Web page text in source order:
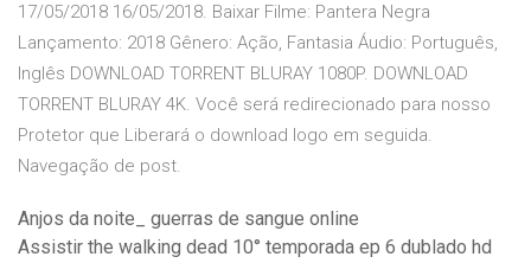
17/05/2018 16/05/2018. Baixar Filme: Pantera Negra
Lançamento: 2018 Gênero: Ação, Fantasia Áudio: Português,
Inglês DOWNLOAD TORRENT BLURAY 1080P. DOWNLOAD
TORRENT BLURAY 4K. Você será redirecionado para nosso
Protetor que Liberará o download logo em seguida.
Navegação de post.
Anjos da noite_ guerras de sangue online
Assistir the walking dead 10° temporada ep 6 dublado hd